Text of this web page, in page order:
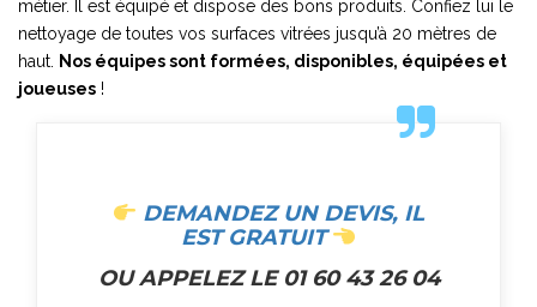
métier. Il est équipé et dispose des bons produits. Confiez lui le
nettoyage de toutes vos surfaces vitrées jusqu’à 20 mètres de
haut. Nos équipes sont formées, disponibles, équipées et
joueuses !
DEMANDEZ UN DEVIS, IL
EST GRATUIT
OU APPELEZ LE 01 60 43 26 04